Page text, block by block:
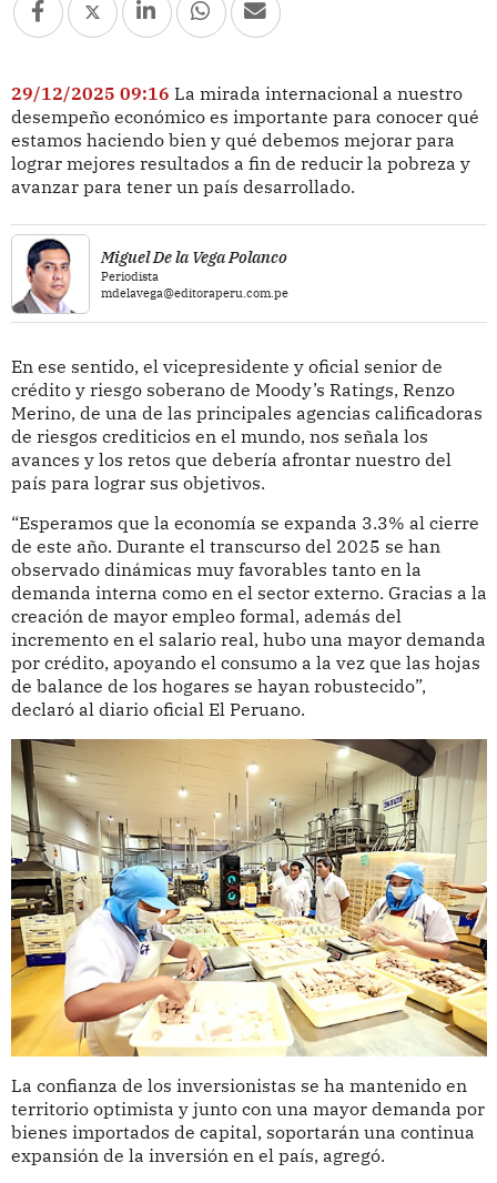
29/12/2025 09:16 La mirada internacional a nuestro
desempeño económico es importante para conocer qué
estamos haciendo bien y qué debemos mejorar para
lograr mejores resultados a fin de reducir la pobreza y
avanzar para tener un país desarrollado.
Miguel De la Vega Polanco
Periodista
mdelavega@editoraperu.com.pe
En ese sentido, el vicepresidente y oficial senior de
crédito y riesgo soberano de Moody’s Ratings, Renzo
Merino, de una de las principales agencias calificadoras
de riesgos crediticios en el mundo, nos señala los
avances y los retos que debería afrontar nuestro del
país para lograr sus objetivos.
“Esperamos que la economía se expanda 3.3% al cierre
de este año. Durante el transcurso del 2025 se han
observado dinámicas muy favorables tanto en la
demanda interna como en el sector externo. Gracias a la
creación de mayor empleo formal, además del
incremento en el salario real, hubo una mayor demanda
por crédito, apoyando el consumo a la vez que las hojas
de balance de los hogares se hayan robustecido”,
declaró al diario oficial El Peruano.
La confianza de los inversionistas se ha mantenido en
territorio optimista y junto con una mayor demanda por
bienes importados de capital, soportarán una continua
expansión de la inversión en el país, agregó.